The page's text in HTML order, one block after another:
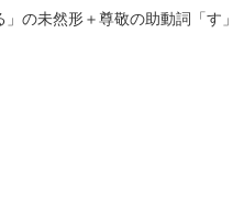
」の未然形＋尊敬の助動詞「す」